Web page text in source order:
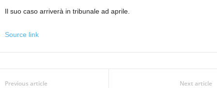
Il suo caso arriverà in tribunale ad aprile.
Source link
Previous article Next article